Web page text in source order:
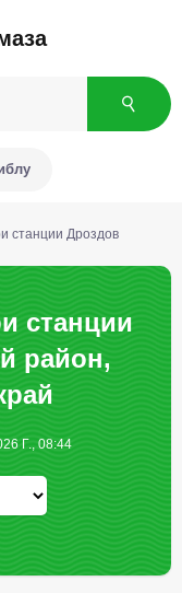
станции Дроздов
станции
район,
Г., 08:44